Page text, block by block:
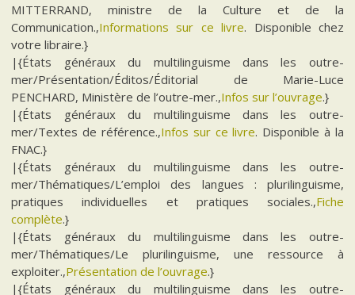
MITTERRAND, ministre de la Culture et de la
Communication.,Informations sur ce livre. Disponible chez
votre libraire.}
|{États généraux du multilinguisme dans les outre-
mer/Présentation/Éditos/Éditorial de Marie-Luce
PENCHARD, Ministère de l’outre-mer.,Infos sur l’ouvrage.}
|{États généraux du multilinguisme dans les outre-
mer/Textes de référence.,Infos sur ce livre. Disponible à la
FNAC.}
|{États généraux du multilinguisme dans les outre-
mer/Thématiques/L’emploi des langues : plurilinguisme,
pratiques individuelles et pratiques sociales.,Fiche
complète.}
|{États généraux du multilinguisme dans les outre-
mer/Thématiques/Le plurilinguisme, une ressource à
exploiter.,Présentation de l’ouvrage.}
|{États généraux du multilinguisme dans les outre-